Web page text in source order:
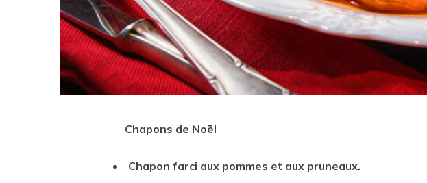
Chapons de Noël
Chapon farci aux pommes et aux pruneaux.